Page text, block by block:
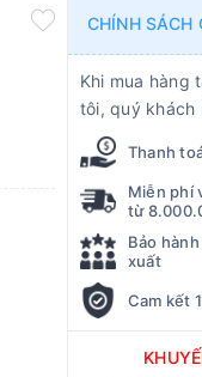
CHÍNH SÁCH
Khi mua hàng
tôi, quý khách
Thanh
Miễn phí
từ
Bảo
xuất
Cam kết